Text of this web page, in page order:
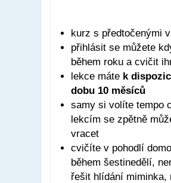
kurz s předtočenými
přihlásit se můžete
během roku a cvičit
lekce máte k
dobu 10 měsíců
samy si volíte tempo
lekcím se zpětně
vracet
cvičíte v pohodlí
během šestinedělí,
řešit hlídání miminka,